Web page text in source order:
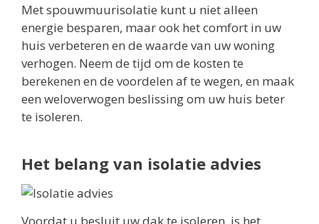
Met spouwmuurisolatie kunt u niet alleen
energie besparen, maar ook het comfort in uw
huis verbeteren en de waarde van uw woning
verhogen. Neem de tijd om de kosten te
berekenen en de voordelen af te wegen, en maak
een weloverwogen beslissing om uw huis beter
te isoleren.
Het belang van isolatie advies